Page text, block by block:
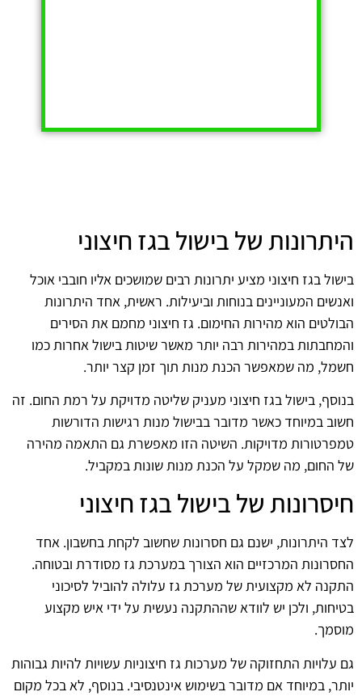
היתרונות של בישול בגז חיצוני
בישול בגז חיצוני מציע יתרונות רבים שמושכים אליו חובבי אוכל
ואנשים המעוניינים בנוחות וביעילות. ראשית, אחד היתרונות
הבולטים הוא מהירות החימום. גז חיצוני מחמם את הסירים
והמחבתות במהירות רבה יותר מאשר שיטות בישול אחרות כמו
חשמל, מה שמאפשר הכנת מנות תוך זמן קצר יותר.
בנוסף, בישול בגז חיצוני מעניק שליטה מדויקת על רמת החום. זה
חשוב במיוחד כאשר מדובר בבישול מנות רגישות הדורשות
טמפרטורות מדויקות. השיטה הזו מאפשרת גם התאמה מהירה
של החום, מה שמקל על הכנת מנות שונות במקביל.
חיסרונות של בישול בגז חיצוני
לצד היתרונות, ישנם גם חסרונות שחשוב לקחת בחשבון. אחד
החסרונות המרכזיים הוא הצורך במערכת גז מסודרת ובטוחה.
התקנה לא מקצועית של מערכת גז עלולה להוביל לסיכוני
בטיחות, ולכן יש לוודא שההתקנה נעשית על ידי איש מקצוע
מוסמך.
גם עלויות התחזוקה של מערכות גז חיצוניות עשויות להיות גבוהות
יותר, במיוחד אם מדובר בשימוש אינטנסיבי. בנוסף, לא בכל מקום